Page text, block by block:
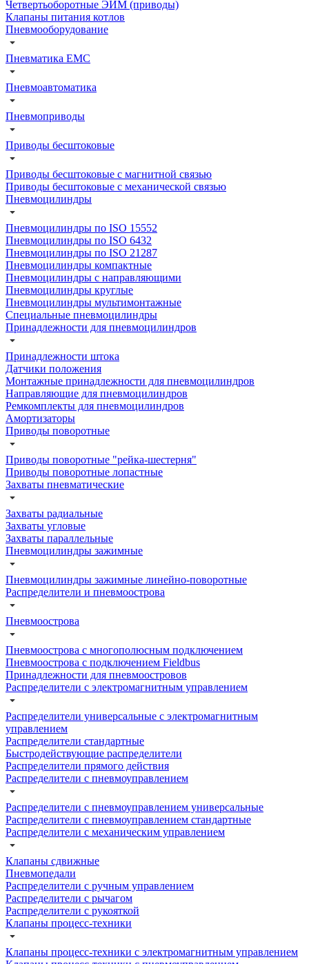
Четвертьоборотные ЭИМ (приводы)
Клапаны питания котлов
Пневмооборудование
Пневматика EMC
Пневмоавтоматика
Пневмоприводы
Приводы бесштоковые
Приводы бесштоковые с магнитной связью
Приводы бесштоковые с механической связью
Пневмоцилиндры
Пневмоцилиндры по ISO 15552
Пневмоцилиндры по ISO 6432
Пневмоцилиндры по ISO 21287
Пневмоцилиндры компактные
Пневмоцилиндры с направляющими
Пневмоцилиндры круглые
Пневмоцилиндры мультимонтажные
Специальные пневмоцилиндры
Принадлежности для пневмоцилиндров
Принадлежности штока
Датчики положения
Монтажные принадлежности для пневмоцилиндров
Направляющие для пневмоцилиндров
Ремкомплекты для пневмоцилиндров
Амортизаторы
Приводы поворотные
Приводы поворотные "рейка-шестерня"
Приводы поворотные лопастные
Захваты пневматические
Захваты радиальные
Захваты угловые
Захваты параллельные
Пневмоцилиндры зажимные
Пневмоцилиндры зажимные линейно-поворотные
Распределители и пневмоострова
Пневмоострова
Пневмоострова с многополюсным подключением
Пневмоострова с подключением Fieldbus
Принадлежности для пневмоостровов
Распределители с электромагнитным управлением
Распределители универсальные с электромагнитным
управлением
Распределители стандартные
Быстродействующие распределители
Распределители прямого действия
Распределители с пневмоуправлением
Распределители с пневмоуправлением универсальные
Распределители с пневмоуправлением стандартные
Распределители с механическим управлением
Клапаны сдвижные
Пневмопедали
Распределители с ручным управлением
Распределители с рычагом
Распределители с рукояткой
Клапаны процесс-техники
Клапаны процесс-техники с электромагнитным управлением